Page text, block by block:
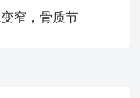
窄，骨质节